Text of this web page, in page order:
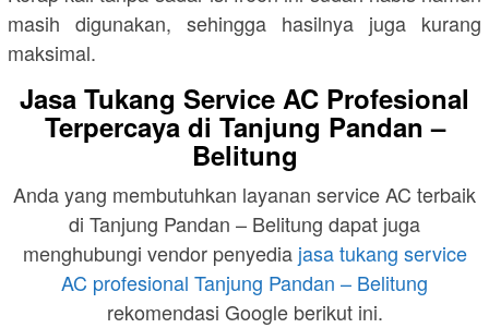
masih digunakan, sehingga hasilnya juga kurang
maksimal.
Jasa Tukang Service AC Profesional
Terpercaya di Tanjung Pandan –
Belitung
Anda yang membutuhkan layanan service AC terbaik
di Tanjung Pandan – Belitung dapat juga
menghubungi vendor penyedia jasa tukang service
AC profesional Tanjung Pandan – Belitung
rekomendasi Google berikut ini.